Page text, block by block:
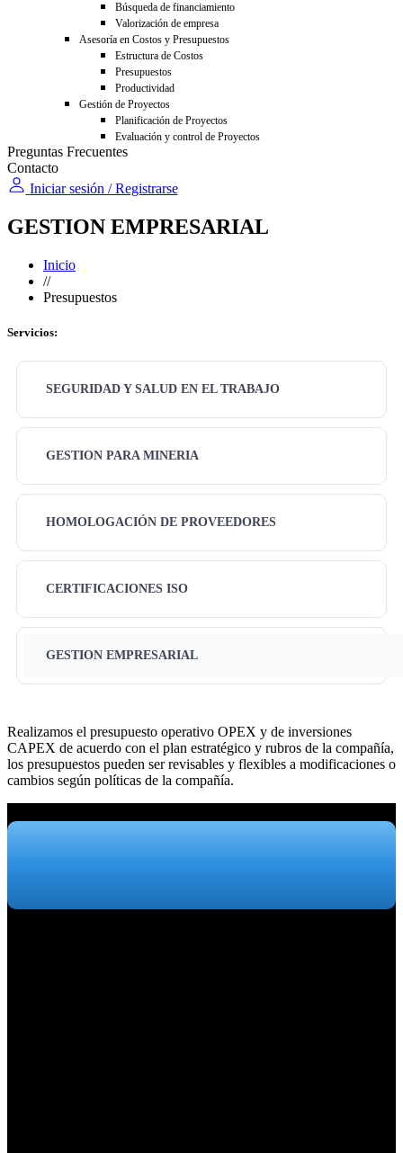
Búsqueda de financiamiento
Valorización de empresa
Asesoría en Costos y Presupuestos
Estructura de Costos
Presupuestos
Productividad
Gestión de Proyectos
Planificación de Proyectos
Evaluación y control de Proyectos
Preguntas Frecuentes
Contacto
Iniciar sesión / Registrarse
GESTION EMPRESARIAL
Inicio
//
Presupuestos
Servicios:
SEGURIDAD Y SALUD EN EL TRABAJO
GESTION PARA MINERIA
HOMOLOGACIÓN DE PROVEEDORES
CERTIFICACIONES ISO
GESTION EMPRESARIAL
Realizamos el presupuesto operativo OPEX y de inversiones
CAPEX de acuerdo con el plan estratégico y rubros de la compañía,
los presupuestos pueden ser revisables y flexibles a modificaciones o
cambios según políticas de la compañía.